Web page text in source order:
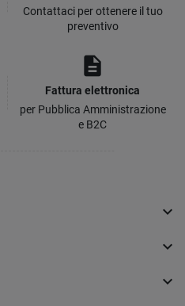
Contattaci per ottenere il tuo
preventivo
description
Fattura elettronica
per Pubblica Amministrazione
e B2C


